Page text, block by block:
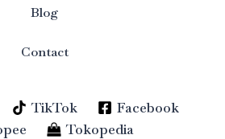
Blog
Contact
TikTok
Facebook
Tokopedia